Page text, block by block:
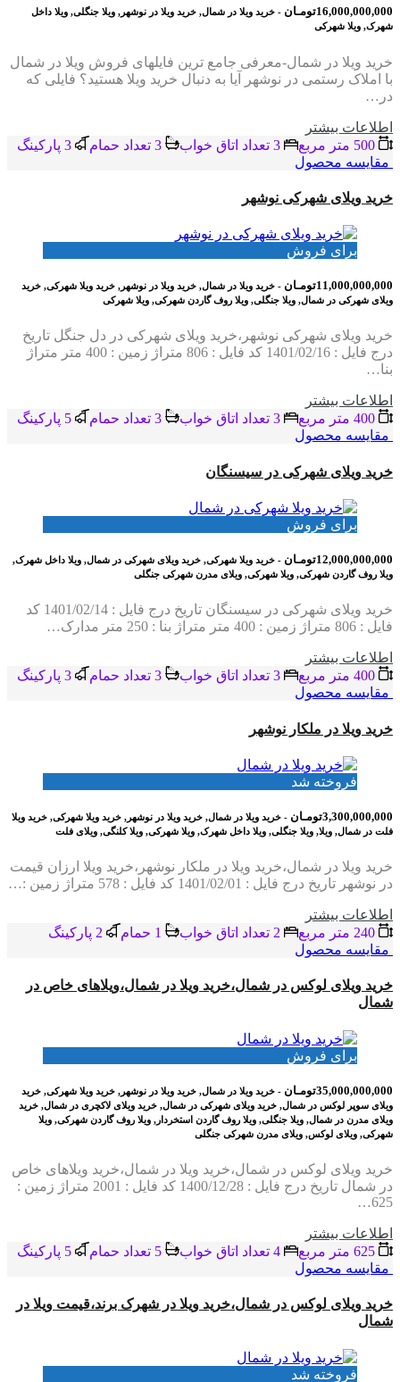
16,000,000,000تومـان
- خرید ویلا در شمال, خرید ویلا در نوشهر, ویلا جنگلی, ویلا داخل
شهرک, ویلا شهرکی
خرید ویلا در شمال-معرفی جامع ترین فایلهای فروش ویلا در شمال
با املاک رستمی در نوشهر آیا به دنبال خرید ویلا هستید؟ فایلی که
در…
اطلاعات بيشتر
مقایسه محصول
خرید ویلای شهرکی نوشهر
برای فروش
11,000,000,000تومـان
- خرید ویلا در شمال, خرید ویلا در نوشهر, خرید ویلا شهرکی, خرید
ویلای شهرکی در شمال, ویلا جنگلی, ویلا روف گاردن شهرکی, ویلا شهرکی
خرید ویلای شهرکی نوشهر،خرید ویلای شهرکی در دل جنگل تاریخ
درج فایل : 1401/02/16 کد فایل : 806 متراژ زمین : 400 متر متراژ
بنا…
اطلاعات بيشتر
مقایسه محصول
خرید ویلای شهرکی در سیسنگان
برای فروش
12,000,000,000تومـان
- خرید ویلا شهرکی, خرید ویلای شهرکی در شمال, ویلا داخل شهرک,
ویلا روف گاردن شهرکی, ویلا شهرکی, ویلای مدرن شهرکی جنگلی
خرید ویلای شهرکی در سیسنگان تاریخ درج فایل : 1401/02/14 کد
فایل : 806 متراژ زمین : 400 متر متراژ بنا : 250 متر مدارک…
اطلاعات بيشتر
مقایسه محصول
خرید ویلا در ملکار نوشهر
فروخته شد
3,300,000,000تومـان
- خرید ویلا در شمال, خرید ویلا در نوشهر, خرید ویلا شهرکی, خرید ویلا
فلت در شمال, ویلا, ویلا جنگلی, ویلا داخل شهرک, ویلا شهرکی, ویلا کلنگی, ویلای فلت
خرید ویلا در شمال،خرید ویلا در ملکار نوشهر،خرید ویلا ارزان قیمت
در نوشهر تاریخ درج فایل : 1401/02/01 کد فایل : 578 متراژ زمین :…
اطلاعات بيشتر
مقایسه محصول
خرید ویلای لوکس در شمال،خرید ویلا در شمال،ویلاهای خاص در
شمال
برای فروش
35,000,000,000تومـان
- خرید ویلا در شمال, خرید ویلا در نوشهر, خرید ویلا شهرکی, خرید
ویلای سوپر لوکس در شمال, خرید ویلای شهرکی در شمال, خرید ویلای لاکچری در شمال, خرید
ویلای مدرن در شمال, ویلا جنگلی, ویلا روف گاردن استخردار, ویلا روف گاردن شهرکی, ویلا
شهرکی, ویلای لوکس, ویلای مدرن شهرکی جنگلی
خرید ویلای لوکس در شمال،خرید ویلا در شمال،خرید ویلاهای خاص
در شمال تاریخ درج فایل : 1400/12/28 کد فایل : 2001 متراژ زمین :
625…
اطلاعات بيشتر
مقایسه محصول
خرید ویلای لوکس در شمال،خرید ویلا در شهرک برند،قیمت ویلا در
شمال
فروخته شد